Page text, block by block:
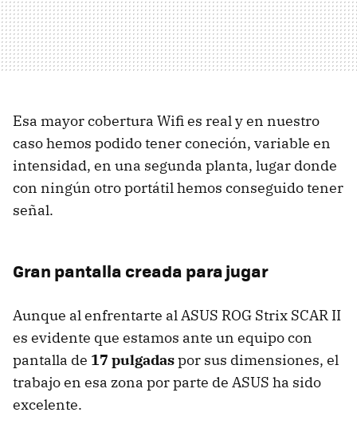
Esa mayor cobertura Wifi es real y en nuestro
caso hemos podido tener coneción, variable en
intensidad, en una segunda planta, lugar donde
con ningún otro portátil hemos conseguido tener
señal.
Gran pantalla creada para jugar
Aunque al enfrentarte al ASUS ROG Strix SCAR II
es evidente que estamos ante un equipo con
pantalla de 17 pulgadaspor sus dimensiones, el
trabajo en esa zona por parte de ASUS ha sido
excelente.